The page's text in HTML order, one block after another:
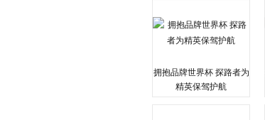
拥抱品牌世界杯 探路者为
精英保驾护航